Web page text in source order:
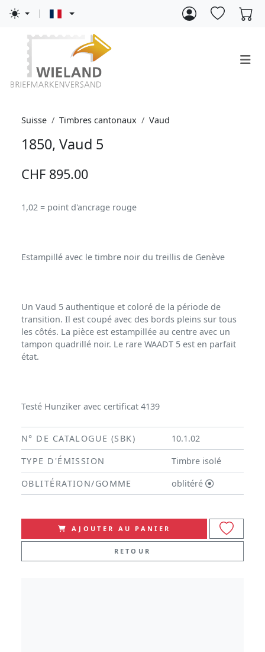
Suisse Timbres cantonaux Vaud
1850, Vaud 5
CHF 895.00
1,02 = point d'ancrage rouge
Estampillé avec le timbre noir du treillis de Genève
Un Vaud 5 authentique et coloré de la période de
transition. Il est coupé avec des bords pleins sur tous
les côtés. La pièce est estampillée au centre avec un
tampon quadrillé noir. Le rare WAADT 5 est en parfait
état.
Testé Hunziker avec certificat 4139
N° DE CATALOGUE (SBK)
10.1.02
TYPE D'ÉMISSION
Timbre isolé
OBLITÉRATION/GOMME
oblitéré
AJOUTER AU PANIER
RETOUR